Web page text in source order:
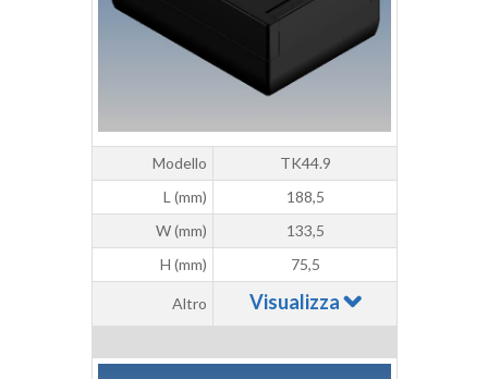
Modello
TK44.9
L (mm)
188,5
W (mm)
133,5
H (mm)
75,5
Altro Visualizza